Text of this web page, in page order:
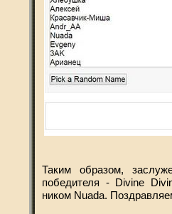
Таким образом,
победителя - Divine
ником Nuada.